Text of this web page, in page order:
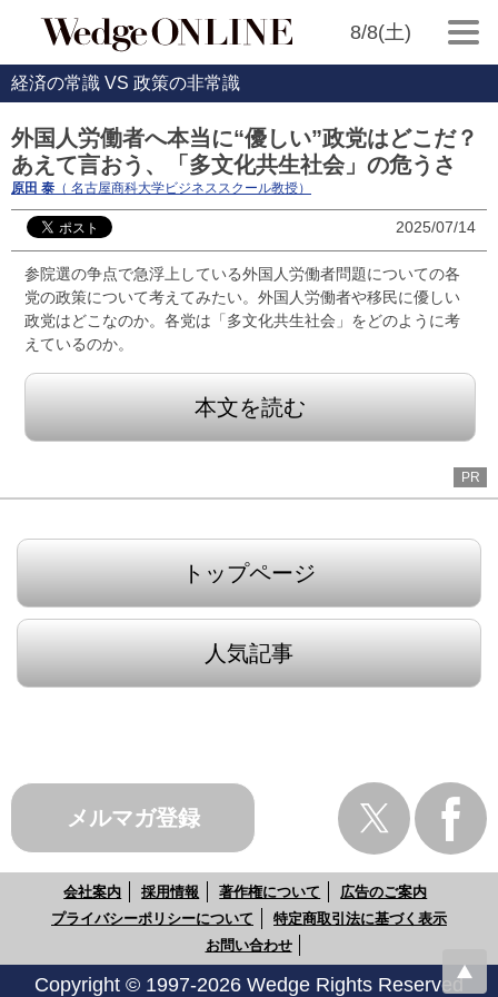
8/8(土)
経済の常識 VS 政策の非常識
外国人労働者へ本当に“優しい”政党はどこだ？
あえて言おう、「多文化共生社会」の危うさ
原田 泰 （ 名古屋商科大学ビジネススクール教授）
2025/07/14
参院選の争点で急浮上している外国人労働者問題についての各
党の政策について考えてみたい。外国人労働者や移民に優しい
政党はどこなのか。各党は「多文化共生社会」をどのように考
えているのか。
本文を読む
PR
トップページ
人気記事
メルマガ登録
会社案内 採用情報 著作権について
広告のご案内
プライバシーポリシーについて
特定商取引法に基づく表示
お問い合わせ
Copyright © 1997-2026 Wedge Rights Reserved